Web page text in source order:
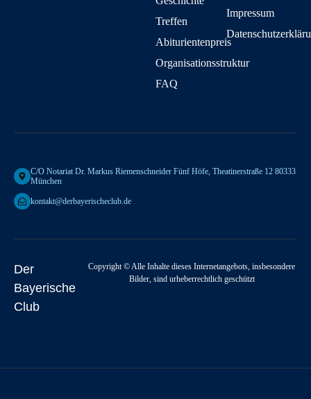
Treffen
Abiturientenpreis
Organisationsstruktur
FAQ
Impressum
C/o Notariat Dr. Markus Riemenschneider Fünf Höfe, Theatinerstraße 12 80333
München
kontakt@derbayerischeclub.de
Der
Bayerische
Club
Copyright © Alle Inhalte dieses Internetangebots, insbesondere
Bilder, sind urheberrechtlich geschützt